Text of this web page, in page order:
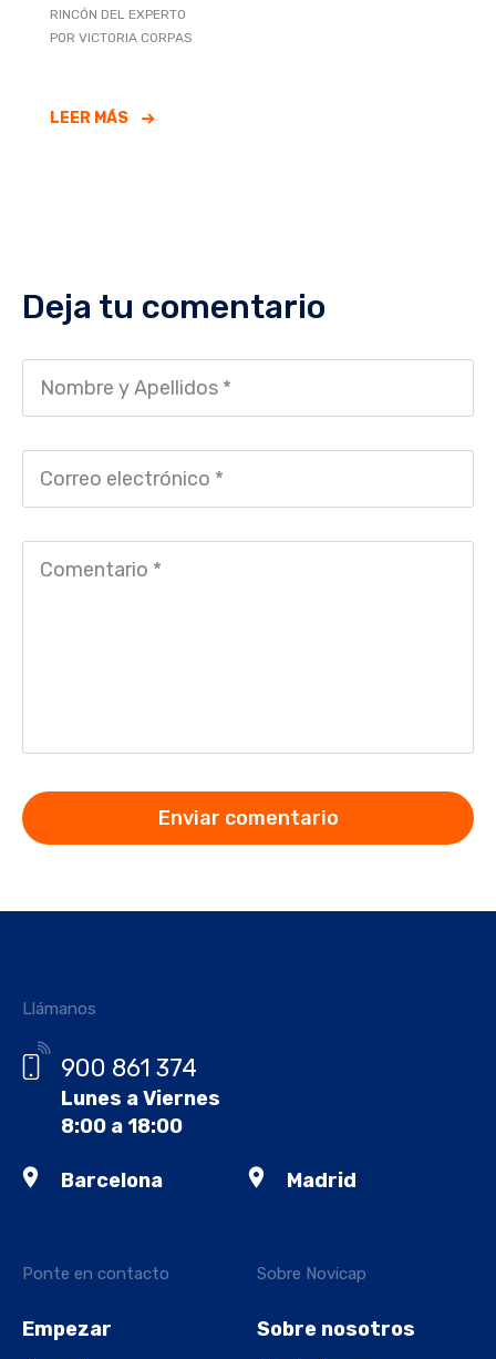
RINCÓN DEL EXPERTO
POR VICTORIA CORPAS
LEER MÁS
Deja tu comentario
Ponte en contacto
Empezar
Sobre Novicap
Sobre nosotros
Llámanos
900 861 374
Lunes a Viernes
8:00 a 18:00
Barcelona Madrid